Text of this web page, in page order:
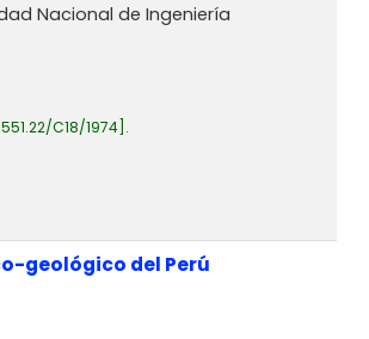
Nacional de Ingeniería
C18/1974 .
geológico del Perú